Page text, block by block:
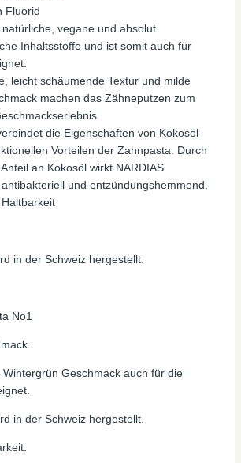
Fluorid
vegane und absolut
Inhaltsstoffe und ist somit auch für
leicht schäumende Textur und milde
machen das Zähneputzen zum
die Eigenschaften von Kokosöl
Vorteilen der Zahnpasta. Durch
an Kokosöl wirkt NARDIAS
und entzündungshemmend.
in der Schweiz hergestellt.
No1
Geschmack auch für die
in der Schweiz hergestellt.